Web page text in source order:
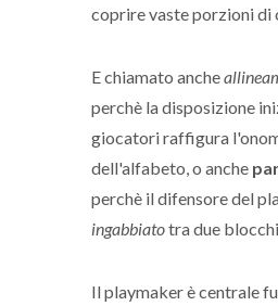
coprire vaste porzioni di
E chiamato anche
perchè la disposizione
giocatori raffigura
dell'alfabeto, o anche
perchè il difensore del
ingabbiatotra due blocchi.
Il playmaker è centrale